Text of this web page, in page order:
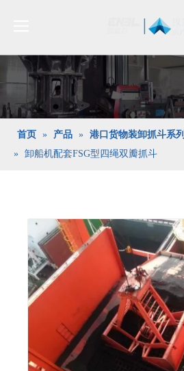
首页 » 产品 » 港口货物装卸抓斗系列
» 卸船机配套FSG型四绳双瓣抓斗